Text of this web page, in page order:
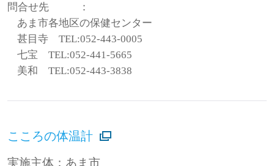
問合せ先
：
あま市各地区の保健センター
甚目寺 TEL:052-443-0005
七宝 TEL:052-441-5665
美和 TEL:052-443-3838
こころの体温計
実施主体：あま市